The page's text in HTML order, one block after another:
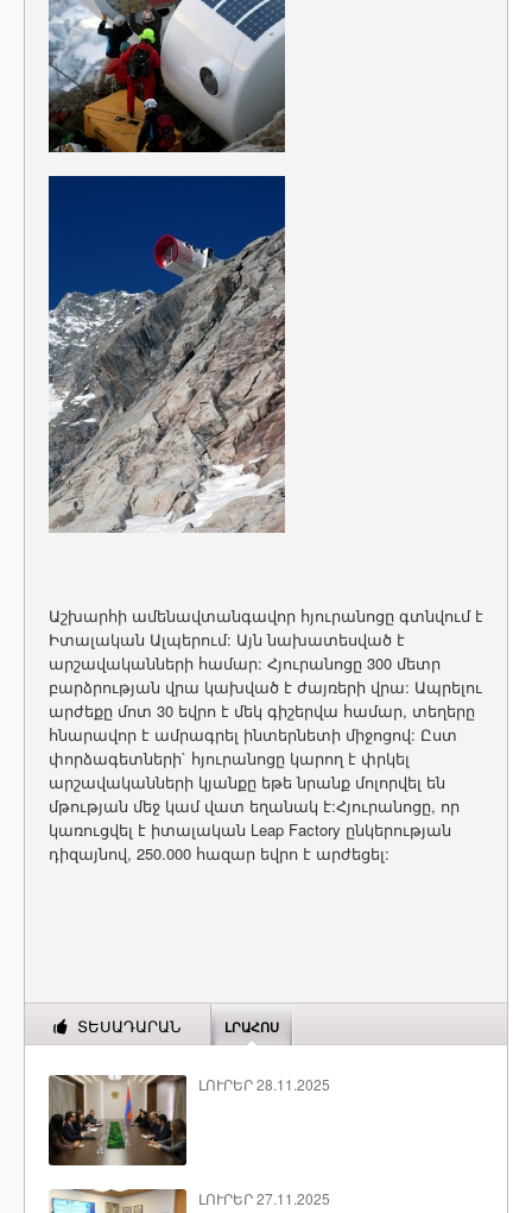
Աշխարհի ամենավտանգավոր հյուրանոցը գտնվում է
Իտալական Ալպերում: Այն նախատեսված է
արշավականների համար: Հյուրանոցը 300 մետր
բարձրության վրա կախված է ժայռերի վրա: Ապրելու
արժեքը մոտ 30 եվրո է մեկ գիշերվա համար, տեղերը
հնարավոր է ամրագրել ինտերնետի միջոցով: Ըստ
փորձագետների` հյուրանոցը կարող է փրկել
արշավականների կյանքը եթե նրանք մոլորվել են
մթության մեջ կամ վատ եղանակ է:Հյուրանոցը, որ
կառուցվել է իտալական Leap Factory ընկերության
դիզայնով, 250.000 հազար եվրո է արժեցել:
ՏԵՍԱԴԱՐԱՆ ԼՐԱՀՈՍ
ԼՈՒՐԵՐ 28.11.2025
ԼՈՒՐԵՐ 27.11.2025